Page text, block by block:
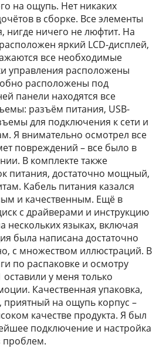
на ощупь. Нет никаких
в сборке. Все элементы
нигде ничего не люфтит. На
яркий LCD-дисплей,
все необходимые
управления расположены
расположены под
панели находятся все
разъём питания, USB-
для подключения к сети и
Я внимательно осмотрел все
повреждений – все было в
В комплекте также
питания, достаточно мощный,
Кабель питания казался
и качественным. Ещё в
с драйверами и инструкцию
нескольких языках, включая
была написана достаточно
с множеством иллюстраций. В
по распаковке и осмотру
у меня только
Качественная упаковка,
приятный на ощупь корпус –
качестве продукта. Я был
подключение и настройка
проблем.